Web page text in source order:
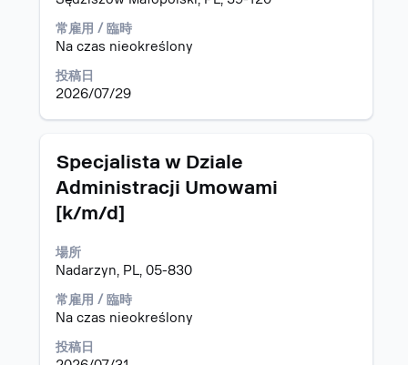
Space
キ
ー
で
選
す。
常雇用 / 臨時
Na czas nieokreślony
投稿日
2026/07/29
コ
ン
ン
ツ
す
る
に
は、
キ
ー
で
選
し
タ
ト
ル
Specjalista w Dziale
Administracji Umowami
[k/m/d]
場所
Nadarzyn, PL, 05-830
常雇用 / 臨時
Na czas nieokreślony
投稿日
求
情
報
全
コ
テ
ン
ツ
を